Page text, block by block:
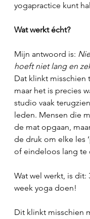
yogapractice kunt
Wat werkt écht?
Mijn antwoord is:
hoeft niet lang en
Dat klinkt misschien
maar het is precies
studio vaak
leden. Mensen die
de mat opgaan,
de druk om elke les
of eindeloos lang te
Wat wel werkt, is dit:
week yoga doen!
Dit klinkt misschien